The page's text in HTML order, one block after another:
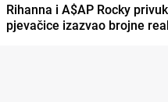
Rihanna i A$AP Rocky
pjevačice izazvao brojne